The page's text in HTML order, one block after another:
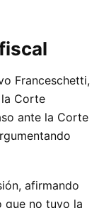
Franceschetti,
Corte
ante la Corte
afirmando
que no tuvo la